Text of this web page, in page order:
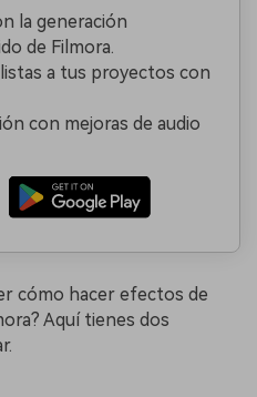
la generación
de Filmora.
a tus proyectos con
con mejoras de audio
cómo hacer efectos de
Aquí tienes dos